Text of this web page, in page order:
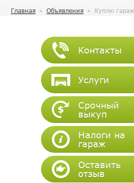
Главная Объявления Куплю
Контакты
Услуги
Срочный
выкуп
Налоги на
гараж
Оставить
отзыв